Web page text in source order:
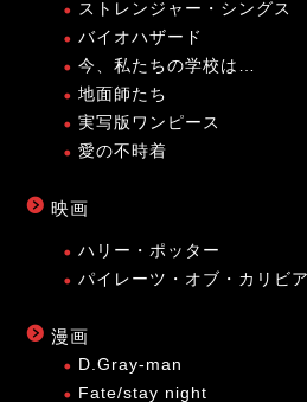
ストレンジャー・シングス
バイオハザード
今、私たちの学校は…
地面師たち
実写版ワンピース
愛の不時着
映画
ハリー・ポッター
パイレーツ・オブ・カリビ
漫画
D.Gray-man
Fate/stay night